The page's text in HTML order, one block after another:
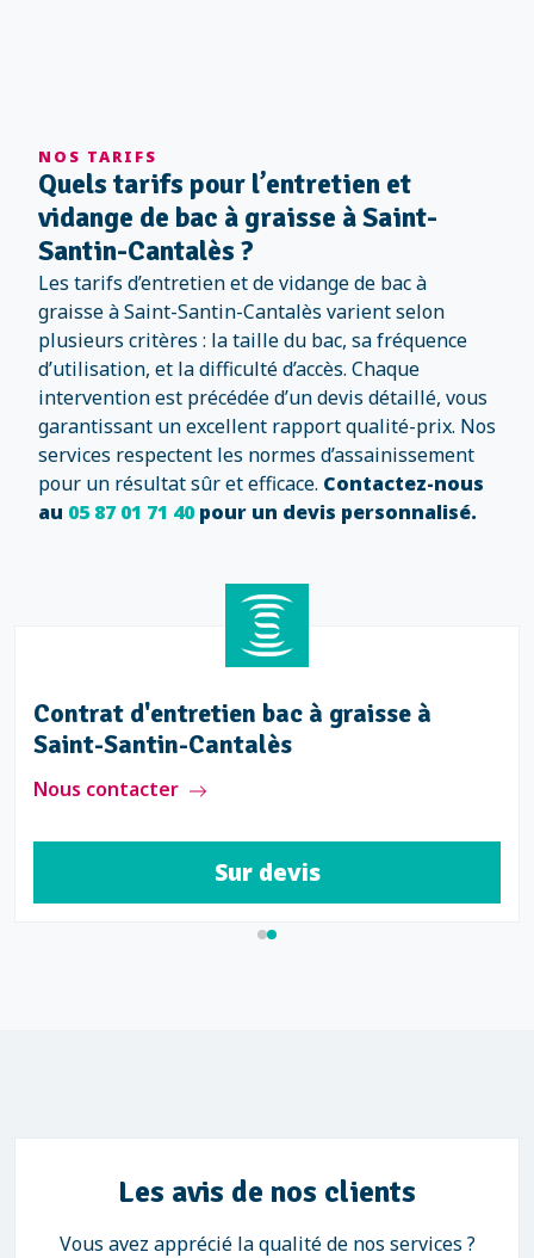
NOS TARIFS
Quels tarifs pour l’entretien et
vidange de bac à graisse à Saint-
Santin-Cantalès ?
Les tarifs d’entretien et de vidange de bac à
graisse à Saint-Santin-Cantalès varient selon
plusieurs critères : la taille du bac, sa fréquence
d’utilisation, et la difficulté d’accès. Chaque
intervention est précédée d’un devis détaillé, vous
garantissant un excellent rapport qualité-prix. Nos
services respectent les normes d’assainissement
pour un résultat sûr et efficace. Contactez-nous
au 05 87 01 71 40pour un devis personnalisé.
Contrat d'entretien bac à graisse à
Saint-Santin-Cantalès
Nous contacter
Sur devis
Les avis de nos clients
Vous avez apprécié la qualité de nos services ?